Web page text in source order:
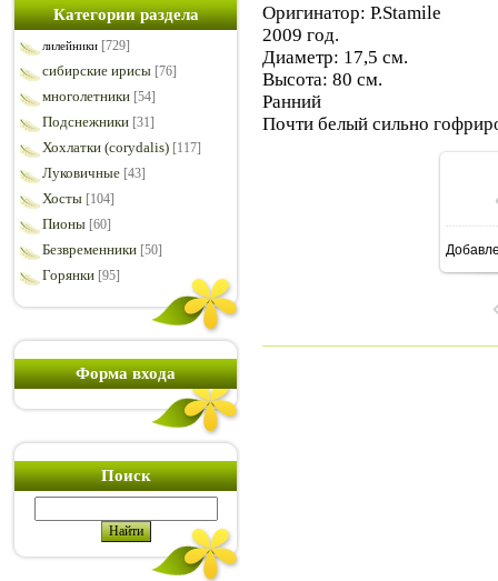
Категории раздела
лилейники [729]
сибирские ирисы [76]
многолетники [54]
Подснежники [31]
Хохлатки (corydalis) [117]
Луковичные [43]
Хосты [104]
Пионы [60]
Безвременники [50]
Горянки [95]
Форма входа
Поиск
Оригинатор: P.Stamile
2009 год.
Диаметр: 17,5 см.
Высота: 80 см.
Ранний
Почти белый сильно